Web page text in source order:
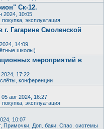
Ск-12.
2024, 10:05
эксплуатация
Гагарине Смоленской
14:09
школы)
мероприятий в
17:22
конференции
05 авг 2024, 16:27
эксплуатация
10:07
Примочки, Доп. баки, Спас. системы